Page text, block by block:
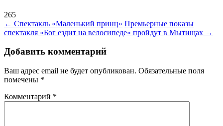
265
Навигация
по
записям
← Спектакль «Маленький принц» Премьерные показы
спектакля «Бог ездит на велосипеде» пройдут в Мытищах →
Добавить комментарий
Ваш адрес email не будет опубликован. Обязательные поля
помечены *
Комментарий *